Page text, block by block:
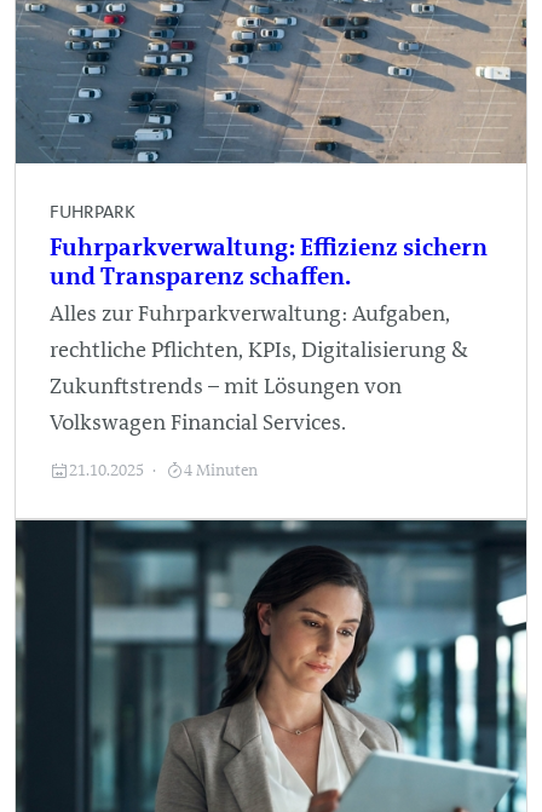
FUHRPARK
Fuhrparkverwaltung: Effizienz sichern
und Transparenz schaffen.
Alles zur Fuhrparkverwaltung: Aufgaben,
rechtliche Pflichten, KPIs, Digitalisierung &
Zukunftstrends – mit Lösungen von
Volkswagen Financial Services.
21.10.2025 4 Minuten